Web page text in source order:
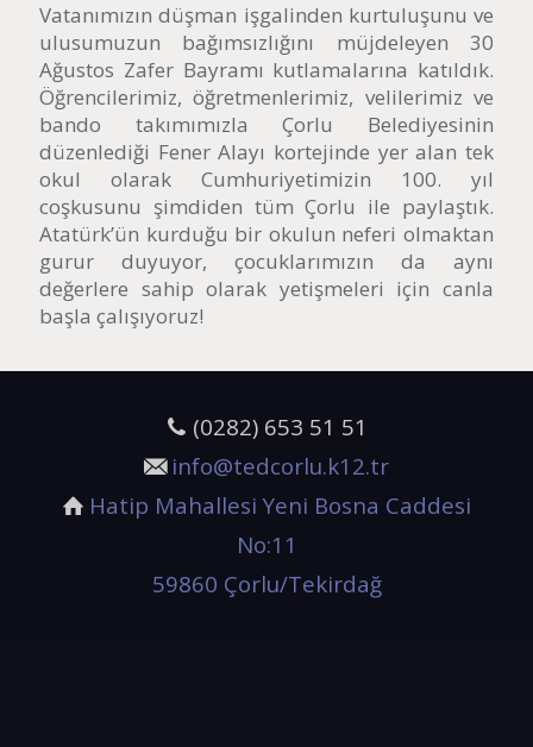
Vatanımızın düşman işgalinden kurtuluşunu ve
ulusumuzun bağımsızlığını müjdeleyen 30
Ağustos Zafer Bayramı kutlamalarına katıldık.
Öğrencilerimiz, öğretmenlerimiz, velilerimiz ve
bando takımımızla Çorlu Belediyesinin
düzenlediği Fener Alayı kortejinde yer alan tek
okul olarak Cumhuriyetimizin 100. yıl
coşkusunu şimdiden tüm Çorlu ile paylaştık.
Atatürk’ün kurduğu bir okulun neferi olmaktan
gurur duyuyor, çocuklarımızın da aynı
değerlere sahip olarak yetişmeleri için canla
başla çalışıyoruz!
(0282) 653 51 51
info@tedcorlu.k12.tr
Hatip Mahallesi Yeni Bosna Caddesi
No:11
59860 Çorlu/Tekirdağ